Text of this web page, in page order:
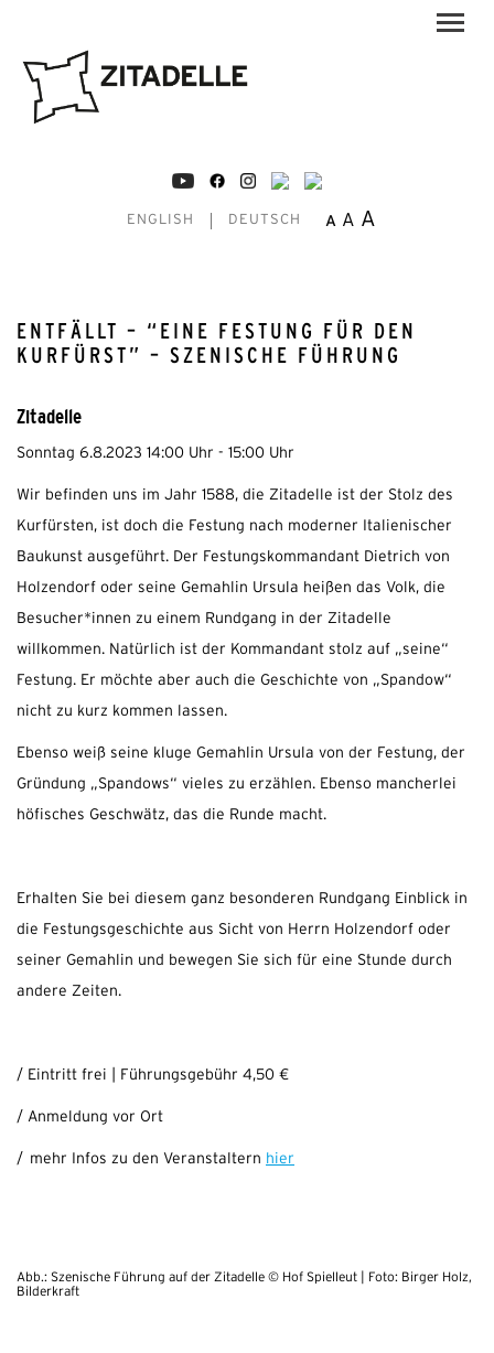
ENGLISH DEUTSCH A A A
ENTFÄLLT – “EINE FESTUNG FÜR DEN
KURFÜRST” – SZENISCHE FÜHRUNG
Zitadelle
Sonntag 6.8.2023 14:00 Uhr - 15:00 Uhr
Wir befinden uns im Jahr 1588, die Zitadelle ist der Stolz des
Kurfürsten, ist doch die Festung nach moderner Italienischer
Baukunst ausgeführt. Der Festungskommandant Dietrich von
Holzendorf oder seine Gemahlin Ursula heißen das Volk, die
Besucher*innen zu einem Rundgang in der Zitadelle
willkommen. Natürlich ist der Kommandant stolz auf „seine“
Festung. Er möchte aber auch die Geschichte von „Spandow“
nicht zu kurz kommen lassen.
Ebenso weiß seine kluge Gemahlin Ursula von der Festung, der
Gründung „Spandows“ vieles zu erzählen. Ebenso mancherlei
höfisches Geschwätz, das die Runde macht.
Erhalten Sie bei diesem ganz besonderen Rundgang Einblick in
die Festungsgeschichte aus Sicht von Herrn Holzendorf oder
seiner Gemahlin und bewegen Sie sich für eine Stunde durch
andere Zeiten.
/ Eintritt frei | Führungsgebühr 4,50 €
/ Anmeldung vor Ort
/ mehr Infos zu den Veranstaltern hier
Abb.: Szenische Führung auf der Zitadelle © Hof Spielleut | Foto: Birger Holz,
Bilderkraft